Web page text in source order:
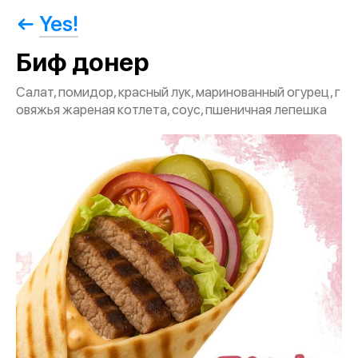
Yes!
Биф донер
Салат, помидор, красный лук, маринованный огурец, г
овяжья жареная котлета, соус, пшеничная лепешка